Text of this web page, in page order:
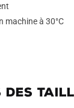
machine à 30°C
DES